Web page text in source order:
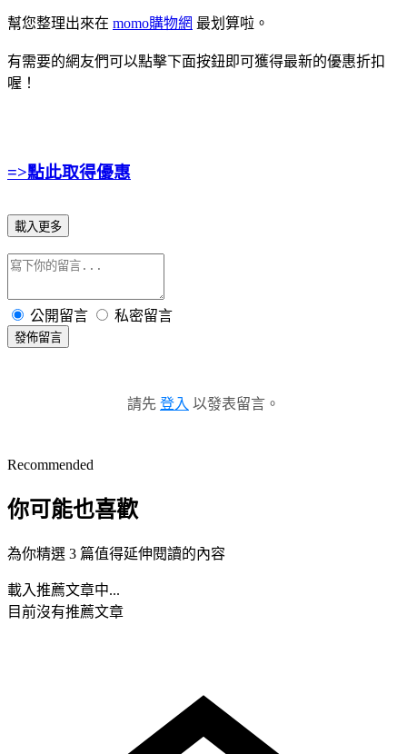
幫您整理出來在 momo購物網 最划算啦。
有需要的網友們可以點擊下面按鈕即可獲得最新的優惠折扣
喔！
=>點此取得優惠
載入更多
公開留言 私密留言
發佈留言
請先 登入 以發表留言。
Recommended
你可能也喜歡
為你精選 3 篇值得延伸閱讀的內容
載入推薦文章中...
目前沒有推薦文章